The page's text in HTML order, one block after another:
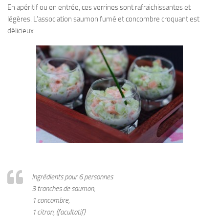
En apéritif ou en entrée, ces verrines sont rafraichissantes et
légères. L’association saumon fumé et concombre croquant est
délicieux.
Ingrédients pour 6 personnes
3 tranches de saumon,
1 concombre,
1 citron, (facultatif)